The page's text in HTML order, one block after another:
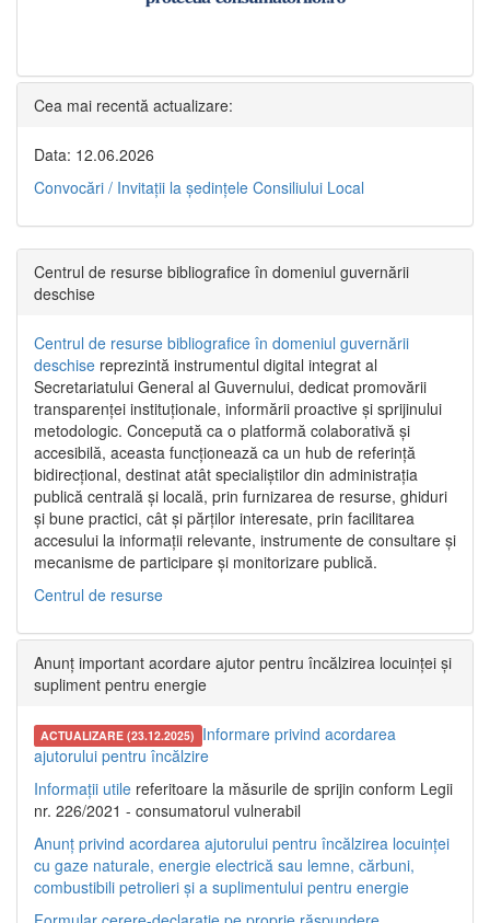
Cea mai recentă actualizare:
Data: 12.06.2026
Convocări / Invitaţii la şedinţele Consiliului Local
Centrul de resurse bibliografice în domeniul guvernării
deschise
Centrul de resurse bibliografice în domeniul guvernării
deschise reprezintă instrumentul digital integrat al
Secretariatului General al Guvernului, dedicat promovării
transparenței instituționale, informării proactive și sprijinului
metodologic. Concepută ca o platformă colaborativă și
accesibilă, aceasta funcționează ca un hub de referință
bidirecțional, destinat atât specialiștilor din administrația
publică centrală și locală, prin furnizarea de resurse, ghiduri
și bune practici, cât și părților interesate, prin facilitarea
accesului la informații relevante, instrumente de consultare și
mecanisme de participare și monitorizare publică.
Centrul de resurse
Anunț important acordare ajutor pentru încălzirea locuinței și
supliment pentru energie
ACTUALIZARE (23.12.2025) Informare privind acordarea
ajutorului pentru încălzire
Informații utile referitoare la măsurile de sprijin conform Legii
nr. 226/2021 - consumatorul vulnerabil
Anunț privind acordarea ajutorului pentru încălzirea locuinței
cu gaze naturale, energie electrică sau lemne, cărbuni,
combustibili petrolieri și a suplimentului pentru energie